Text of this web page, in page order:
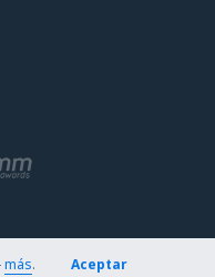
más. Aceptar